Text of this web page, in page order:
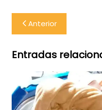
Navegación
de
entradas
Anterior
Entradas